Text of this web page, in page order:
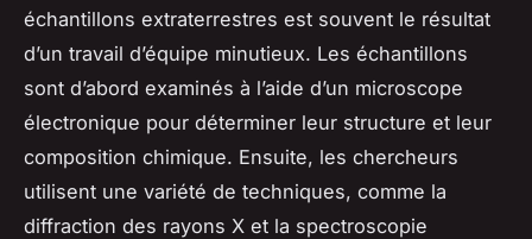
échantillons extraterrestres est souvent le résultat
d’un travail d’équipe minutieux. Les échantillons
sont d’abord examinés à l’aide d’un microscope
électronique pour déterminer leur structure et leur
composition chimique. Ensuite, les chercheurs
utilisent une variété de techniques, comme la
diffraction des rayons X et la spectroscopie